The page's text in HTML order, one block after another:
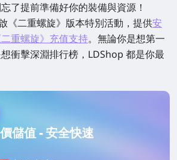
了提前準備好你的裝備與資源！
《二重螺旋》版本特別活動，提供安
重螺旋》充值支持。無論你是想第一
衝擊深淵排行榜，LDShop 都是你最
儲值 - 安全快速